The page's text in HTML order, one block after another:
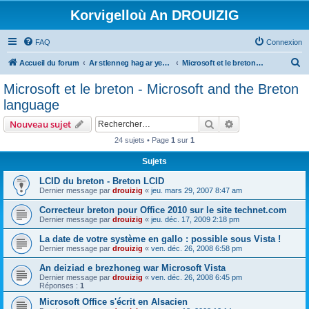
Korvigelloù An DROUIZIG
FAQ Connexion
Accueil du forum Ar stlenneg hag ar yezhoù bihan er bed a-bezh Microsoft et le breton - Microsoft and the Breton language
Microsoft et le breton - Microsoft and the Breton
language
Nouveau sujet Rechercher
24 sujets • Page 1 sur 1
Sujets
LCID du breton - Breton LCID
Dernier message par drouizig « jeu. mars 29, 2007 8:47 am
Correcteur breton pour Office 2010 sur le site technet.com
Dernier message par drouizig « jeu. déc. 17, 2009 2:18 pm
La date de votre système en gallo : possible sous Vista !
Dernier message par drouizig « ven. déc. 26, 2008 6:58 pm
An deiziad e brezhoneg war Microsoft Vista
Dernier message par drouizig « ven. déc. 26, 2008 6:45 pm
Réponses : 1
Microsoft Office s'écrit en Alsacien